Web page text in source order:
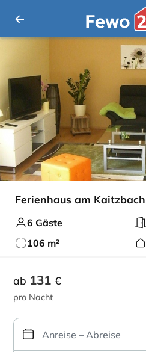
Ferienhaus am Kaitzbach
6 Gäste
106 m²
ab 131 €
pro Nacht